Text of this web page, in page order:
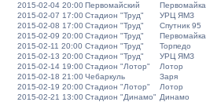
2015-02-04 20:00Первомайский Первомайка
2015-02-07 17:00Стадион "Труд" УРЦ ЯМЗ
2015-02-08 17:00Стадион "Труд" Спутник 95
2015-02-09 20:00Стадион "Труд" Первомайка
2015-02-11 20:00 Стадион "Труд" Торпедо
2015-02-13 20:00Стадион "Труд" УРЦ ЯМЗ
2015-02-14 19:00Стадион "Лотор" Лотор
2015-02-18 21:00Чебаркуль Заря
2015-02-19 20:00Стадион "Лотор" Лотор
2015-02-21 13:00Стадион "Динамо" Динамо